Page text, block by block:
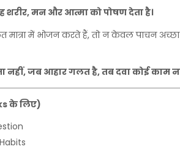
शरीर,मन और आत्माकोपोषणदेताहै।
मात्रा में भोजन करते हैं,तो न केवल पाचन अच्छा
नहीं,जब आहारगलतहै,तबदवाकोईकाम
केलिए)